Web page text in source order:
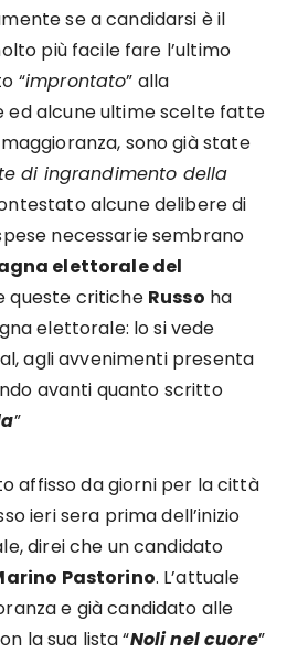
se a candidarsi è il
più facile fare l’ultimo
“improntato” alla
alcune ultime scelte fatte
sono già state
di ingrandimento della
alcune delibere di
necessarie sembrano
elettorale del
queste critiche Russo ha
elettorale: lo si vede
agli avvenimenti presenta
avanti quanto scritto
”
affisso da giorni per la città
ieri sera prima dell’inizio
direi che un candidato
Pastorino. L’attuale
e già candidato alle
la sua lista “Noli nel cuore”